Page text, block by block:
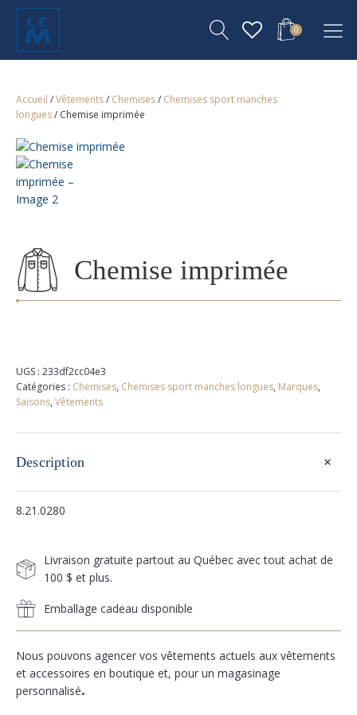
0
Accueil /Vêtements/ Chemises/ Chemises sport manches
longues/ Chemise imprimée
Chemise imprimée
UGS : 233df2cc04e3
Catégories : Chemises, Chemises sport manches longues, Marques,
Saisons, Vêtements
Description +
8.21.0280
Livraison gratuite partout au Québec avec tout achat de
100 $ et plus.
Emballage cadeau disponible
Nous pouvons agencer vos vêtements actuels aux vêtements
et accessoires en boutique et, pour un magasinage
personnalisé.